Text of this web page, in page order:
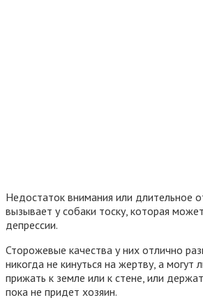
Недостаток внимания или длительное
вызывает у собаки тоску, которая
депрессии.
Сторожевые качества у них отлично
никогда не кинуться на жертву, а могут
прижать к земле или к стене, или
пока не придет хозяин.